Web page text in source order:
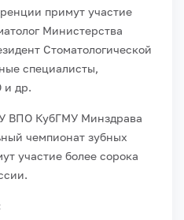
примут участие
Министерства
Стоматологической
специалисты,
др.
ВПО КубГМУ Минздрава
чемпионат зубных
участие более сорока